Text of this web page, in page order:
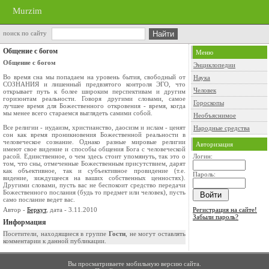
Murzim
поиск по сайту
Общение с богом
Общение с богом
Во время сна мы попадаем на уровень бытия, свободный от
СОЗНАНИЯ и лишенный предвзятого контроля ЭГО, что
открывает путь к более широким перспективам и другим
горизонтам реальности. Говоря другими словами, самое
лучшее время для Божественного откровения - время, когда
мы менее всего стараемся выглядеть самими собой.
Все религии - иудаизм, христианство, даосизм и ислам - ценят
сон как время проникновения Божественной реальности в
человеческое сознание. Однако разные мировые религии
имеют свое видение и способы общения Бога с человеческой
расой. Единственное, о чем здесь стоит упомянуть, так это о
том, что сны, отмеченные Божественным присутствием, дарят
как объективное, так и субъективное провидение (т.е.
видение, зиждущееся на ваших собственных ценностях).
Другими словами, пусть вас не беспокоит средство передачи
Божественного послания (будь то предмет или человек), пусть
само послание ведет вас.
Автор - Беркут, дата - 3.11.2010
Информация
Посетители, находящиеся в группе Гости, не могут оставлять
комментарии к данной публикации.
Меню
Энциклопедии
Наука
Человек
Гороскопы
Необъяснимое
Народные средства
Авторизация
Логин:
Пароль:
Регистрация на сайте!
Забыли пароль?
Вы просматриваете мобильную версию сайта.